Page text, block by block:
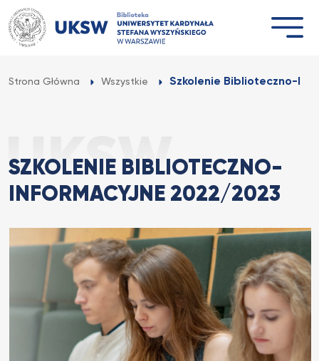
Przejdź
do
treści
Strona Główna Wszystkie Szkolenie Biblioteczno-
SZKOLENIE BIBLIOTECZNO-
INFORMACYJNE 2022/2023